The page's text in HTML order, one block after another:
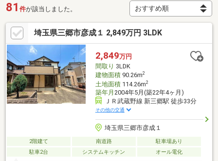
81 件が該当しました。
埼玉県三郷市彦成１ 2,849万円 3LDK
2,849万円
間取り 3LDK
建物面積90.26m2
土地面積114.26m2
築年月 2004年5月(築22年4ヶ月)
ＪＲ武蔵野線 新三郷駅 徒歩33分
その他の交通
埼玉県三郷市彦成１
2階建て 南道路
駐車場あり
駐車2台
システムキッチン オール電化